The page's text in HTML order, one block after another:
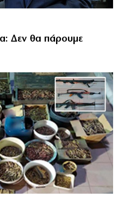
Δεν θα πάρουμε